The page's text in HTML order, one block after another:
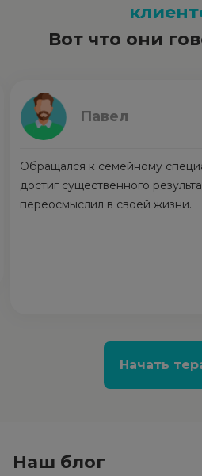
Вот что они
Павел
Обращался к семейному
достиг существенного
переосмыслил в своей жизни.
Начать
Наш блог